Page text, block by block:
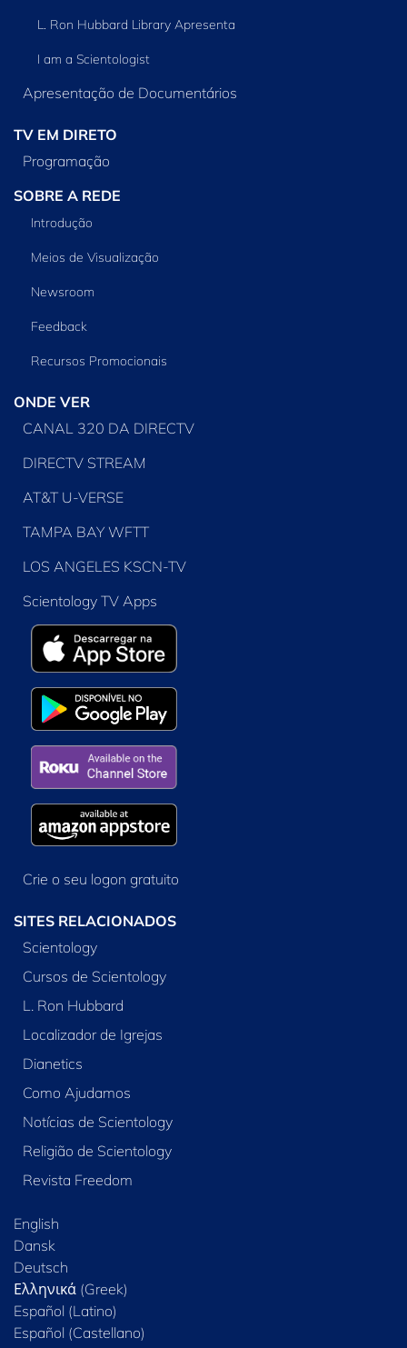
L. Ron Hubbard Library Apresenta
I am a Scientologist
Apresentação de Documentários
TV EM DIRETO
Programação
SOBRE A REDE
Introdução
Meios de Visualização
Newsroom
Feedback
Recursos Promocionais
ONDE VER
CANAL 320 DA DIRECTV
DIRECTV STREAM
AT&T U-VERSE
TAMPA BAY WFTT
LOS ANGELES KSCN-TV
Scientology TV Apps
Crie o seu logon gratuito
SITES RELACIONADOS
Scientology
Cursos de Scientology
L. Ron Hubbard
Localizador de Igrejas
Dianetics
Como Ajudamos
Notícias de Scientology
Religião de Scientology
Revista Freedom
English
Dansk
Deutsch
Ελληνικά (Greek)
Español (Latino)
Español (Castellano)